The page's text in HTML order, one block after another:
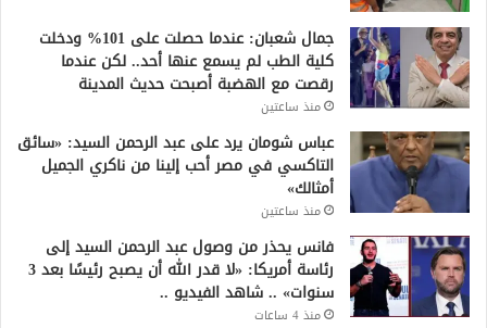
جمال شعبان: عندما حصلت على 101% ودخلت
كلية الطب لم يسمع عنها أحد.. لكن عندما
رقصت مع الهضبة أصبحت حديث المدينة
منذ ساعتين
عباس شومان يرد على عبد الرحمن السيد: «سائق
التاكسي في مصر أحب إلينا من ناكري الجميل
أمثالك»
منذ ساعتين
فانس يحذر من وصول عبد الرحمن السيد إلى
رئاسة أمريكا: «لا قدر الله أن يصبح رئيسًا بعد 3
سنوات» .. شاهد الفيديو ..
منذ 4 ساعات